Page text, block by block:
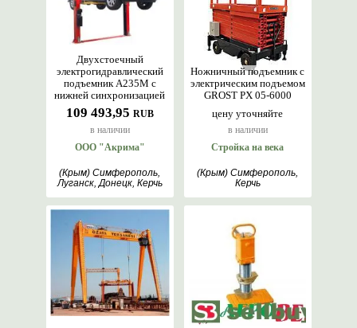
109 493,95 RUB
в наличии
Двухстоечный
электрогидравлический
подъемник A235М с
нижней синхронизацией
ООО "Акрима"
(Крым) Симферополь,
Луганск, Донецк, Керчь
цену уточняйте
в наличии
Ножничный подъемник с
электрическим подъемом
GROST PX 05-6000
Стройка на века
(Крым) Симферополь,
Керчь